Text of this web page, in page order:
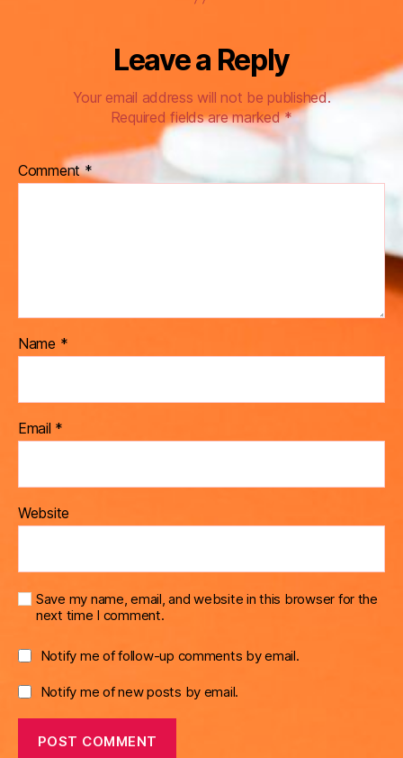
Leave a Reply
Your email address will not be published.
Required fields are marked*
Comment*
Name *
Email *
Website
Save my name, email, and website in this browser for the
next time I comment.
Notify me of follow-up comments by email.
Notify me of new posts by email.